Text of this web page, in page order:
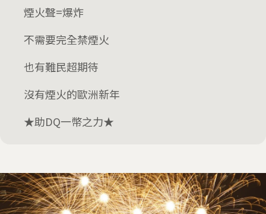
煙火聲=爆炸
不需要完全禁煙火
也有難民超期待
沒有煙火的歐洲新年
★助DQ一幣之力★